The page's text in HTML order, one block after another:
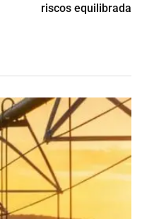
riscos equilibrada